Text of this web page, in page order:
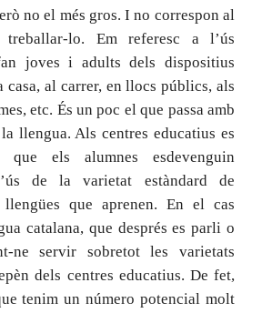
no el més gros. I no correspon al
treballar-lo. Em referesc a l’ús
joves i adults dels dispositius
casa, al carrer, en llocs públics, als
etc. És un poc el que passa amb
llengua. Als centres educatius es
els alumnes esdevenguin
de la varietat estàndard de
que aprenen. En el cas
catalana, que després es parli o
ne servir sobretot les varietats
dels centres educatius. De fet,
tenim un número potencial molt